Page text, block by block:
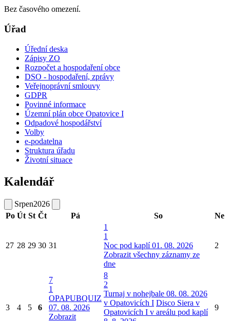
Bez časového omezení.
Úřad
Úřední deska
Zápisy ZO
Rozpočet a hospodaření obce
DSO - hospodaření, zprávy
Veřejnoprávní smlouvy
GDPR
Povinné informace
Územní plán obce Opatovice I
Odpadové hospodářství
Volby
e-podatelna
Struktura úřadu
Životní situace
Kalendář
Srpen2026
Po Út St Čt Pá So Ne
27 28 29 30 31
1
1
Noc pod kaplí 01. 08. 2026
Zobrazit všechny záznamy ze
dne
2
3 4 5 6
7
1
OPAPUBQUIZ
07. 08. 2026
Zobrazit
8
2
Turnaj v nohejbale 08. 08. 2026
v Opatovicích I Disco Siera v
Opatovicích I v areálu pod kaplí
9